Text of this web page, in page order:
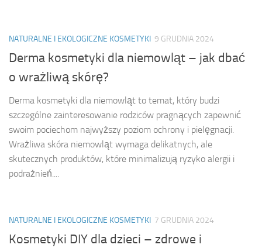
NATURALNE I EKOLOGICZNE KOSMETYKI 9 GRUDNIA 2024
Derma kosmetyki dla niemowląt – jak dbać
o wrażliwą skórę?
Derma kosmetyki dla niemowląt to temat, który budzi
szczególne zainteresowanie rodziców pragnących zapewnić
swoim pociechom najwyższy poziom ochrony i pielęgnacji.
Wrażliwa skóra niemowląt wymaga delikatnych, ale
skutecznych produktów, które minimalizują ryzyko alergii i
podrażnień....
NATURALNE I EKOLOGICZNE KOSMETYKI 7 GRUDNIA 2024
Kosmetyki DIY dla dzieci – zdrowe i